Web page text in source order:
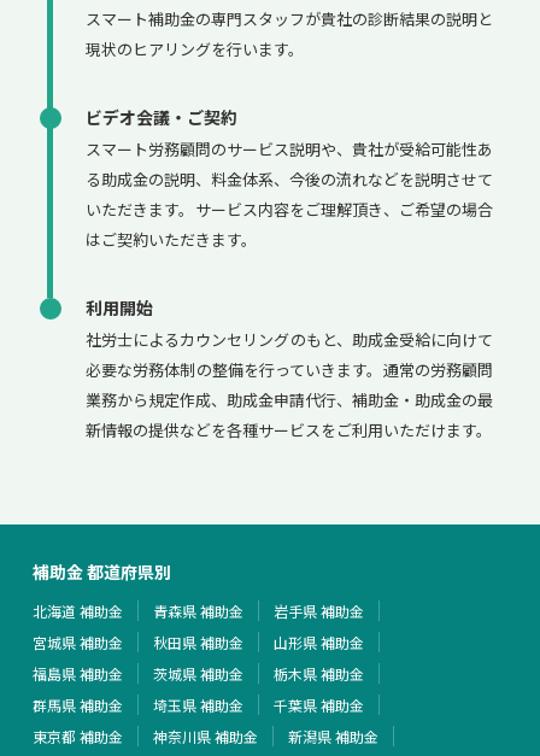
スマート補助金の専門スタッフが貴社の診断結果の説明と
現状のヒアリングを行います。
ビデオ会議・ご契約
スマート労務顧問のサービス説明や、貴社が受給可能性あ
る助成金の説明、料金体系、今後の流れなどを説明させて
いただきます。サービス内容をご理解頂き、ご希望の場合
はご契約いただきます。
利用開始
社労士によるカウンセリングのもと、助成金受給に向けて
必要な労務体制の整備を行っていきます。通常の労務顧問
業務から規定作成、助成金申請代行、補助金・助成金の最
新情報の提供などを各種サービスをご利用いただけます。
補助金 都道府県別
北海道 補助金 青森県 補助金
岩手県 補助金
宮城県 補助金
秋田県 補助金
山形県 補助金
福島県 補助金
茨城県 補助金
栃木県 補助金
群馬県 補助金
埼玉県 補助金
千葉県 補助金
東京都 補助金
神奈川県 補助金
新潟県 補助金